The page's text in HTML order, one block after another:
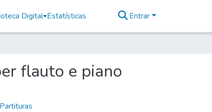
Digital Estatísticas Entrar
flauto e piano